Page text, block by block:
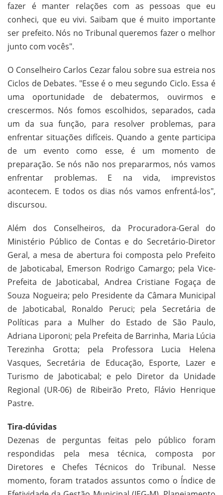
fazer é manter relações com as pessoas que eu
conheci, que eu vivi. Saibam que é muito importante
ser prefeito. Nós no Tribunal queremos fazer o melhor
junto com vocês".
O Conselheiro Carlos Cezar falou sobre sua estreia nos
Ciclos de Debates. "Esse é o meu segundo Ciclo. Essa é
uma oportunidade de debatermos, ouvirmos e
crescermos. Nós fomos escolhidos, separados, cada
um da sua função, para resolver problemas, para
enfrentar situações difíceis. Quando a gente participa
de um evento como esse, é um momento de
preparação. Se nós não nos prepararmos, nós vamos
enfrentar problemas. E na vida, imprevistos
acontecem. E todos os dias nós vamos enfrentá-los",
discursou.
Além dos Conselheiros, da Procuradora-Geral do
Ministério Público de Contas e do Secretário-Diretor
Geral, a mesa de abertura foi composta pelo Prefeito
de Jaboticabal, Emerson Rodrigo Camargo; pela Vice-
Prefeita de Jaboticabal, Andrea Cristiane Fogaça de
Souza Nogueira; pelo Presidente da Câmara Municipal
de Jaboticabal, Ronaldo Peruci; pela Secretária de
Políticas para a Mulher do Estado de São Paulo,
Adriana Liporoni; pela Prefeita de Barrinha, Maria Lúcia
Terezinha Grotta; pela Professora Lucia Helena
Vasques, Secretária de Educação, Esporte, Lazer e
Turismo de Jaboticabal; e pelo Diretor da Unidade
Regional (UR-06) de Ribeirão Preto, Flávio Henrique
Pastre.
Tira-dúvidas
Dezenas de perguntas feitas pelo público foram
respondidas pela mesa técnica, composta por
Diretores e Chefes Técnicos do Tribunal. Nesse
momento, foram tratados assuntos como o Índice de